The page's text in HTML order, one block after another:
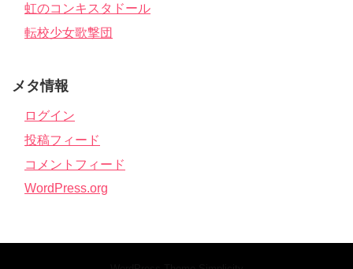
虹のコンキスタドール
転校少女歌撃団
メタ情報
ログイン
投稿フィード
コメントフィード
WordPress.org